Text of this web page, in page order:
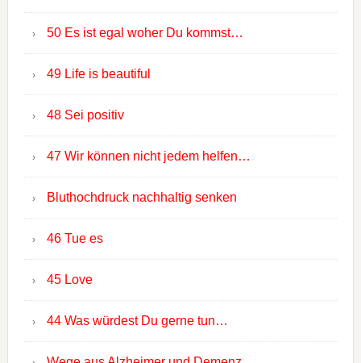
50 Es ist egal woher Du kommst…
49 Life is beautiful
48 Sei positiv
47 Wir können nicht jedem helfen…
Bluthochdruck nachhaltig senken
46 Tue es
45 Love
44 Was würdest Du gerne tun…